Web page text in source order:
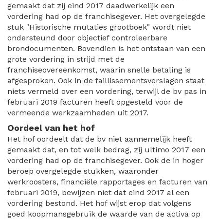
gemaakt dat zij eind 2017 daadwerkelijk een
vordering had op de franchisegever. Het overgelegde
stuk "Historische mutaties grootboek" wordt niet
ondersteund door objectief controleerbare
brondocumenten. Bovendien is het ontstaan van een
grote vordering in strijd met de
franchiseovereenkomst, waarin snelle betaling is
afgesproken. Ook in de faillissementsverslagen staat
niets vermeld over een vordering, terwijl de bv pas in
februari 2019 facturen heeft opgesteld voor de
vermeende werkzaamheden uit 2017.
Oordeel van het hof
Het hof oordeelt dat de bv niet aannemelijk heeft
gemaakt dat, en tot welk bedrag, zij ultimo 2017 een
vordering had op de franchisegever. Ook de in hoger
beroep overgelegde stukken, waaronder
werkroosters, financiële rapportages en facturen van
februari 2019, bewijzen niet dat eind 2017 al een
vordering bestond. Het hof wijst erop dat volgens
goed koopmansgebruik de waarde van de activa op